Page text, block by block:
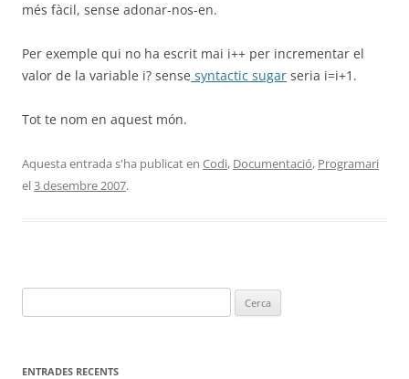
més fàcil, sense adonar-nos-en.
Per exemple qui no ha escrit mai i++ per incrementar el
valor de la variable i? sense syntactic sugar seria i=i+1.
Tot te nom en aquest món.
Aquesta entrada s'ha publicat en Codi, Documentació, Programari
el3 desembre 2007.
ENTRADES RECENTS